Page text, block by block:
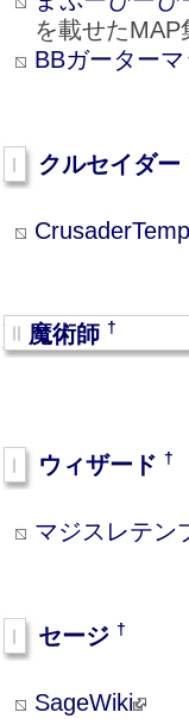
を載せたMAP
BBガーター
クルセイダー
魔術師 †
ウィザード †
マジスレテン
セージ †
SageWiki